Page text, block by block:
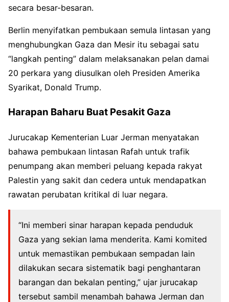
secara besar-besaran.
Berlin menyifatkan pembukaan semula lintasan yang
menghubungkan Gaza dan Mesir itu sebagai satu
“langkah penting” dalam melaksanakan pelan damai
20 perkara yang diusulkan oleh Presiden Amerika
Syarikat, Donald Trump.
Harapan Baharu Buat Pesakit Gaza
Jurucakap Kementerian Luar Jerman menyatakan
bahawa pembukaan lintasan Rafah untuk trafik
penumpang akan memberi peluang kepada rakyat
Palestin yang sakit dan cedera untuk mendapatkan
rawatan perubatan kritikal di luar negara.
“Ini memberi sinar harapan kepada penduduk
Gaza yang sekian lama menderita. Kami komited
untuk memastikan pembukaan sempadan lain
dilakukan secara sistematik bagi penghantaran
barangan dan bekalan penting,” ujar jurucakap
tersebut sambil menambah bahawa Jerman dan